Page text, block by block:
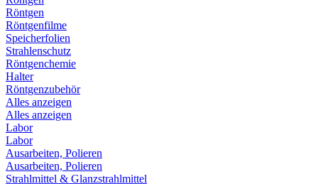
Röntgen
Röntgenfilme
Speicherfolien
Strahlenschutz
Röntgenchemie
Halter
Röntgenzubehör
Alles anzeigen
Alles anzeigen
Labor
Labor
Ausarbeiten, Polieren
Ausarbeiten, Polieren
Strahlmittel & Glanzstrahlmittel